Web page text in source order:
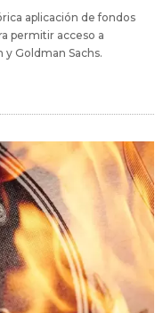
aplicación de fondos
permitir acceso a
Goldman Sachs.